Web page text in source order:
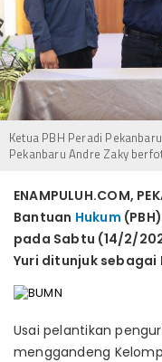
Ketua PBH Peradi
Pekanbaru Andre Zaky
ENAMPULUH.COM,
Bantuan Hukum
pada Sabtu (14/2/
Yuri ditunjuk sebagai
Usai pelantikan
menggandeng